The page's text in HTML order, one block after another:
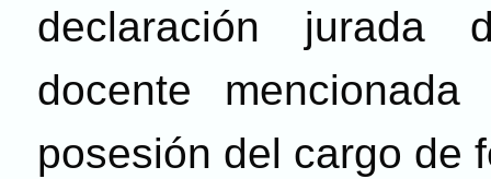
declaración jurada
docente
posesión del cargo de